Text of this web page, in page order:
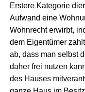
Erstere Kategorie
Aufwand eine
Wohnrecht erwirbt,
dem Eigentümer
ab, dass man selbst
daher frei nutzen
des Hauses